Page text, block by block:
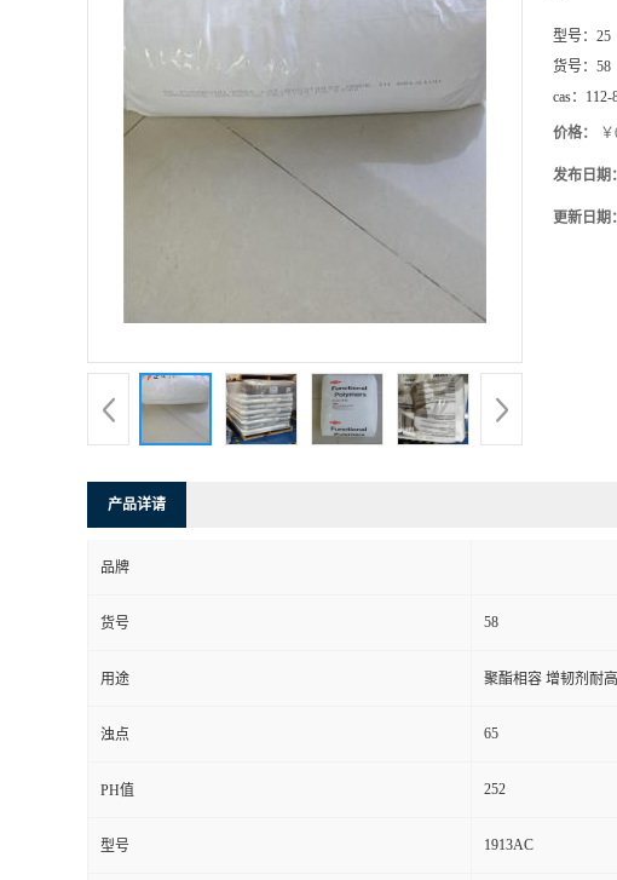
型号： 25
货号： 58
cas： 112-
价格：
发布日期：
更新日期：
产品详请
品牌
货号 58
用途 聚酯相容 增韧剂耐
浊点 65
PH值 252
型号 1913AC